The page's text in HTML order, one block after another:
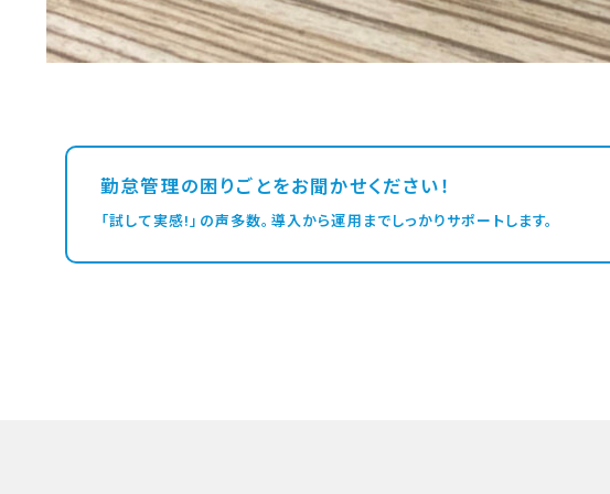
勤怠管理の困りごとをお聞かせください！
「試して実感!」の声多数。導入から運用までしっかりサポートします。